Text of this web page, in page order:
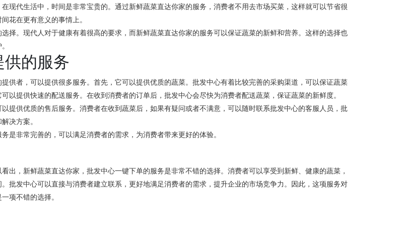
现代生活中，时间是非常宝贵的。通过新鲜蔬菜直达你家的服务，消费者不用去市场买菜，这样就可以节省很
花在更有意义的事情上。
择。现代人对于健康有着很高的要求，而新鲜蔬菜直达你家的服务可以保证蔬菜的新鲜和营养。这样的选择也
供的服务
供者，可以提供很多服务。首先，它可以提供优质的蔬菜。批发中心有着比较完善的采购渠道，可以保证蔬菜
以提供快速的配送服务。在收到消费者的订单后，批发中心会尽快为消费者配送蔬菜，保证蔬菜的新鲜度。
提供优质的售后服务。消费者在收到蔬菜后，如果有疑问或者不满意，可以随时联系批发中心的客服人员，批
决方案。
是非常完善的，可以满足消费者的需求，为消费者带来更好的体验。
出，新鲜蔬菜直达你家，批发中心一键下单的服务是非常不错的选择。消费者可以享受到新鲜、健康的蔬菜，
批发中心可以直接与消费者建立联系，更好地满足消费者的需求，提升企业的市场竞争力。因此，这项服务对
项不错的选择。